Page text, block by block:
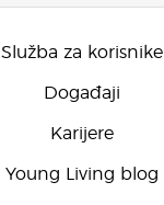
Služba za korisnike
Događaji
Karijere
Young Living blog